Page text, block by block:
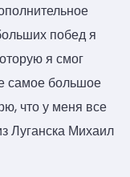
побед я
я смог
самое большое
что у меня все
Луганска Михаил